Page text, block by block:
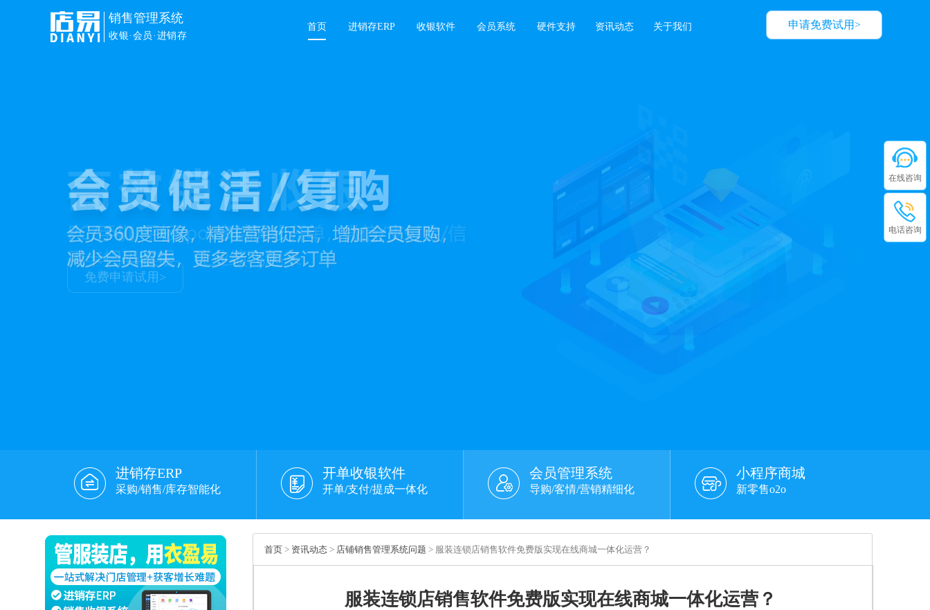
申请免费试用>
销售管理系统
收银·会员·进销存
首页 进销存ERP 收银软件 会员系统 硬件支持 资讯动态 关于我们
免费申请试用>
免费申请试用>
进销存ERP
采购/销售/库存智能化
开单收银软件
开单/支付/提成一体化
会员管理系统
导购/客情/营销精细化
小程序商城
新零售o2o
首页 > 资讯动态 > 店铺销售管理系统问题 > 服装连锁店销售软件免费版实现在线商城一体化运营？
服装连锁店销售软件免费版实现在线商城一体化运营？
在线咨询
电话咨询